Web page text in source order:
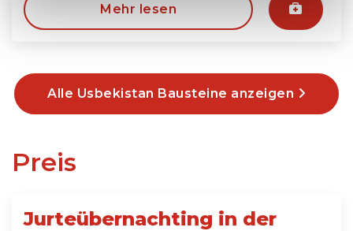
Mehr lesen
Alle Usbekistan Bausteine anzeigen
Preis
Jurteübernachting in der